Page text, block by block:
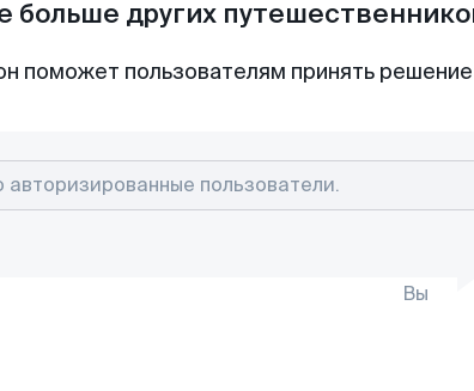
больше других
поможет пользователям принять решение
Вы